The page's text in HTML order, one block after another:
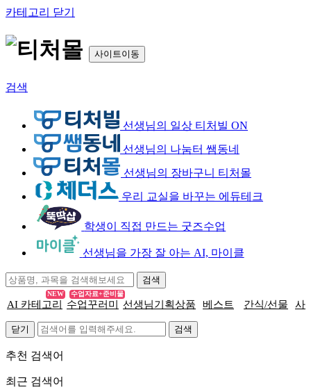
카테고리 닫기
사이트이동
검색
선생님의 일상 티처빌 ON
선생님의 나눔터 쌤동네
선생님의 장바구니 티처몰
우리 교실을 바꾸는 에듀테크
학생이 직접 만드는 굿즈수업
선생님을 가장 잘 아는 AI, 마이클
AI 카테고리
NEW
수업꾸러미
수업자료+준비물
선생님기획상품 베스트 간식/선물 사
닫기
추천 검색어
최근 검색어